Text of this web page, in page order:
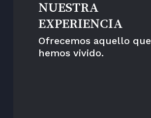
NUESTRA
EXPERIENCIA
Ofrecemos aquello que
hemos vivido.